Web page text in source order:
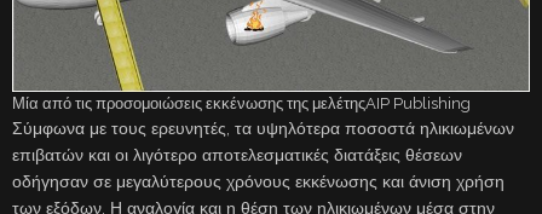
Μία από τις προσομοιώσεις εκκένωσης της μελέτηςAIP Publishing
Σύμφωνα με τους ερευνητές, τα υψηλότερα ποσοστά ηλικιωμένων
επιβατών και οι λιγότερο αποτελεσματικές διατάξεις θέσεων
οδήγησαν σε μεγαλύτερους χρόνους εκκένωσης και άνιση χρήση
των εξόδων. Η αναλογία και η θέση των ηλικιωμένων μέσα στην